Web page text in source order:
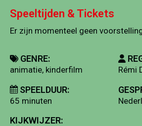
Speeltijden & Tickets
Er zijn momenteel geen
GENRE:
animatie, kinderfilm
SPEELDUUR:
65 minuten
KIJKWIJZER:
Rémi